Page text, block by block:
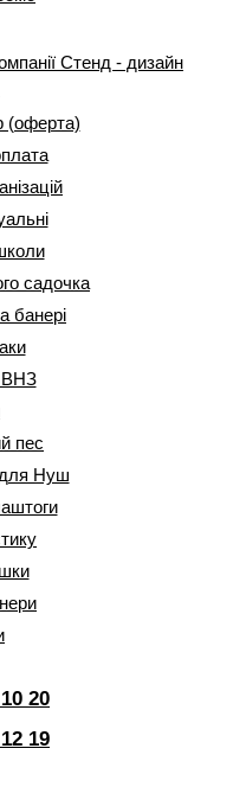
Стенд - дизайн
(оферта)
садочка
банері
ВНЗ
пес
для Нуш
20
19